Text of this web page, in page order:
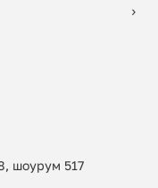
шоурум 517